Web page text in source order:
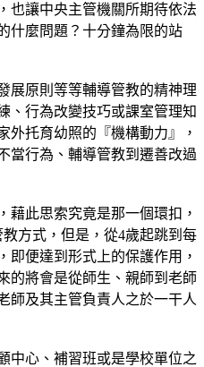
也讓中央主管機關所期待依法
什麼問題？十分鐘為限的站
展原則等等輔導管教的精神理
、行為改變技巧或課室管理知
托育幼照的『機構動力』，
當行為、輔導管教到遷善改過
此思索究竟是那一個環扣，
方式，但是，從4歲起跳到每
便達到形式上的保護作用，
的將會是從師生、親師到老師
師及其主管負責人之於一干人
中心、補習班或是學校單位之